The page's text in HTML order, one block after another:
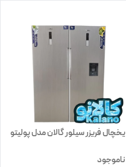
یخچال فریزر سیلور گالان مدل پولیتو
ناموجود